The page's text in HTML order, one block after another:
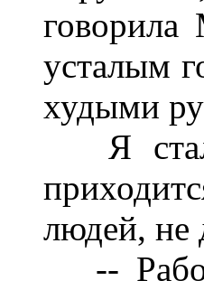
усталым
худыми
Я стала
людей, не
--